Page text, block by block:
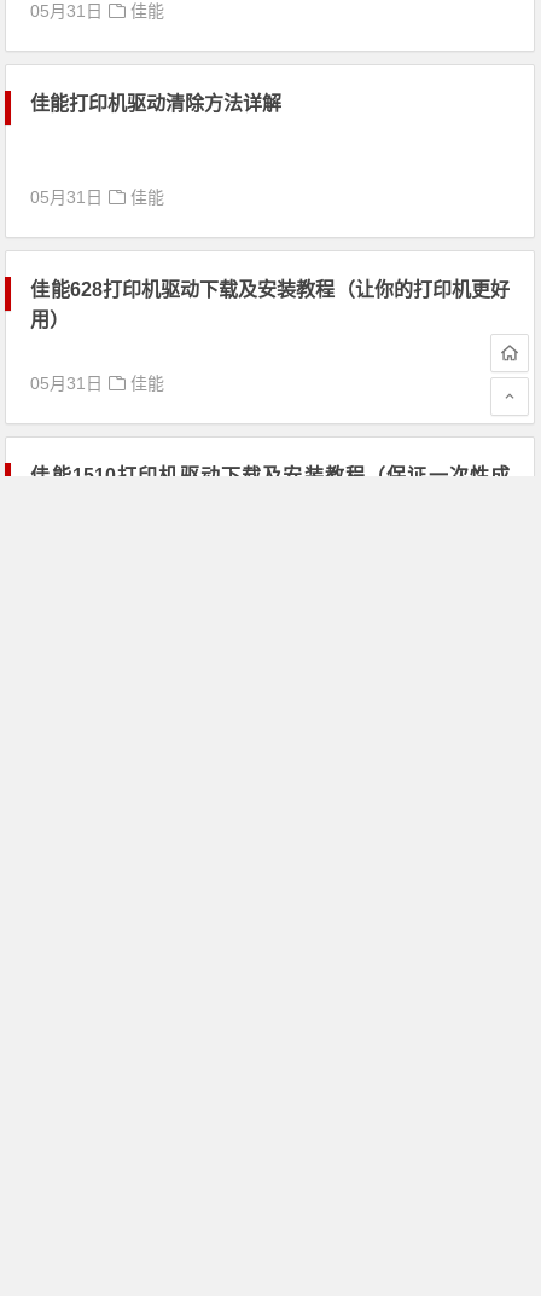
05月31日 佳能
佳能打印机驱动清除方法详解
05月31日 佳能
佳能628打印机驱动下载及安装教程（让你的打印机更好
用）
05月31日 佳能
佳能1510打印机驱动下载及安装教程（保证一次性成